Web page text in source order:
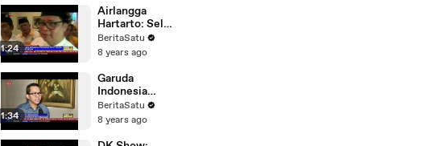
Terorisme
1:24
Airlangga
Hartarto: Sel
Tahanan
Khusus
Masuk RUU
BeritaSatu
8 years ago
1:34
Garuda
Indonesia
Tingkatkan
Pengamanan
Bom
BeritaSatu
8 years ago